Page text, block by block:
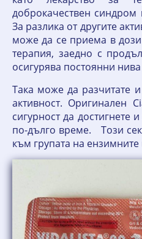
доброкачествен синдром
За разлика от другите
може да се приема в
терапия, заедно с
осигурява постоянни
Така може да разчитате
активност. Оригинален
сигурност да достигнете
по-дълго време. Този
към групата на